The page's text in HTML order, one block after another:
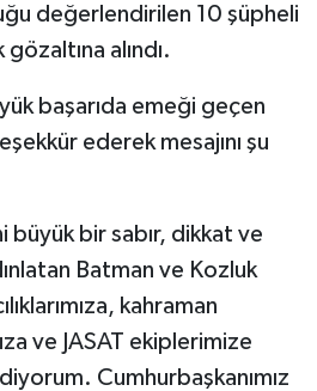
değerlendirilen 10 şüpheli
gözaltına alındı.
başarıda emeği geçen
ederek mesajını şu
büyük bir sabır, dikkat ve
Batman ve Kozluk
kahraman
ve JASAT ekiplerimize
Cumhurbaşkanımız